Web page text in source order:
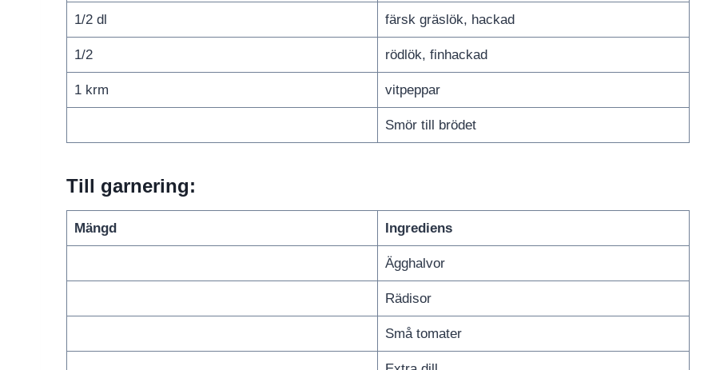
1/2 dl färsk gräslök, hackad
1/2 rödlök, finhackad
1 krm vitpeppar
Smör till brödet
Till garnering:
Mängd Ingrediens
Ägghalvor
Rädisor
Små tomater